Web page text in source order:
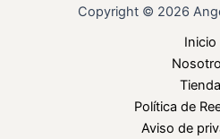
Copyright © 2026
Inicio
Tienda
Política de
Aviso de